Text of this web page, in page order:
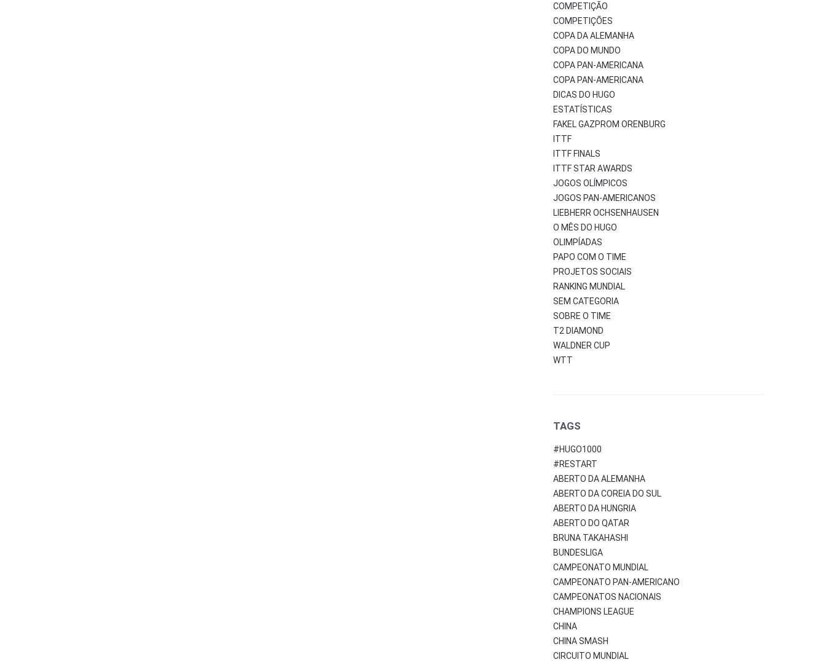
COMPETIÇÃO
COMPETIÇÕES
COPA DA ALEMANHA
COPA DO MUNDO
COPA PAN-AMERICANA
COPA PAN-AMERICANA
DICAS DO HUGO
ESTATÍSTICAS
FAKEL GAZPROM ORENBURG
ITTF
ITTF FINALS
ITTF STAR AWARDS
JOGOS OLÍMPICOS
JOGOS PAN-AMERICANOS
LIEBHERR OCHSENHAUSEN
O MÊS DO HUGO
OLIMPÍADAS
PAPO COM O TIME
PROJETOS SOCIAIS
RANKING MUNDIAL
SEM CATEGORIA
SOBRE O TIME
T2 DIAMOND
WALDNER CUP
WTT
TAGS
#HUGO1000
#RESTART
ABERTO DA ALEMANHA
ABERTO DA COREIA DO SUL
ABERTO DA HUNGRIA
ABERTO DO QATAR
BRUNA TAKAHASHI
BUNDESLIGA
CAMPEONATO MUNDIAL
CAMPEONATO PAN-AMERICANO
CAMPEONATOS NACIONAIS
CHAMPIONS LEAGUE
CHINA
CHINA SMASH
CIRCUITO MUNDIAL